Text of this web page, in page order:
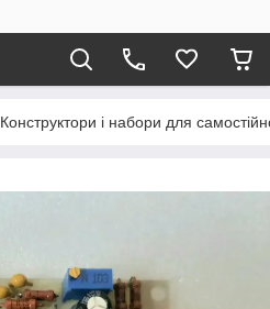
Конструктори і набори для